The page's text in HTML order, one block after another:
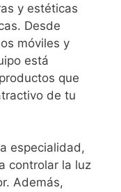
y estéticas
Desde
móviles y
está
que
de tu
especialidad,
controlar la luz
Además,